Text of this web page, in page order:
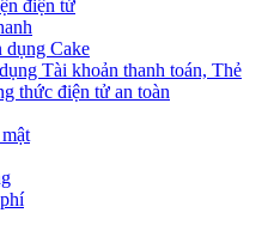
điện tử
dụng Cake
Tài khoản thanh toán, Thẻ
thức điện tử an toàn